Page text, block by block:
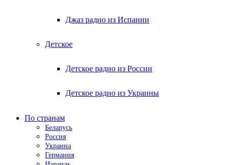
Джаз радио из Испании
Детское
Детское радио из России
Детское радио из Украины
По странам
Беларусь
Россия
Украина
Германия